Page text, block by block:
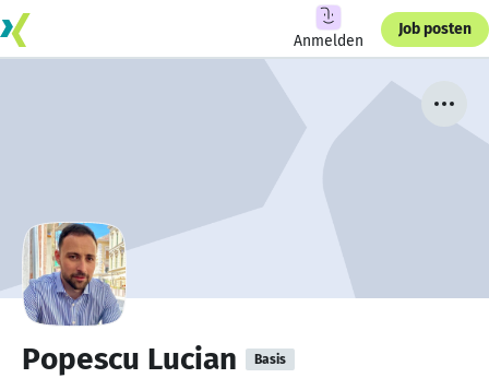
Anmelden
Job posten
Popescu Lucian Basis